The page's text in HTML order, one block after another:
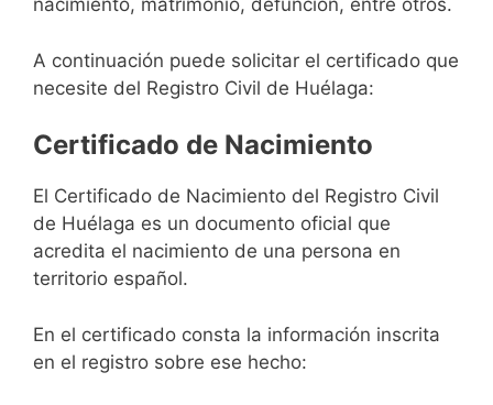
nacimiento, matrimonio, defunción, entre otros.
A continuación puede solicitar el certificado que
necesite del Registro Civil de Huélaga:
Certificado de Nacimiento
El Certificado de Nacimiento del Registro Civil
de Huélaga es un documento oficial que
acredita el nacimiento de una persona en
territorio español.
En el certificado consta la información inscrita
en el registro sobre ese hecho: